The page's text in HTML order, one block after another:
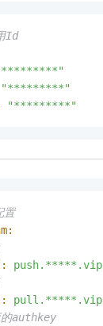
用Id
"*********"
"*********"
置
push.*****.vip
pull.*****.vip
的authkey